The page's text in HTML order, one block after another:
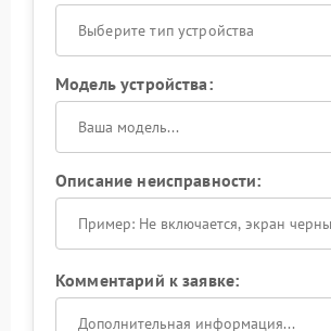
Выберите тип устройства
Модель устройства:
Описание неисправности:
Комментарий к заявке: